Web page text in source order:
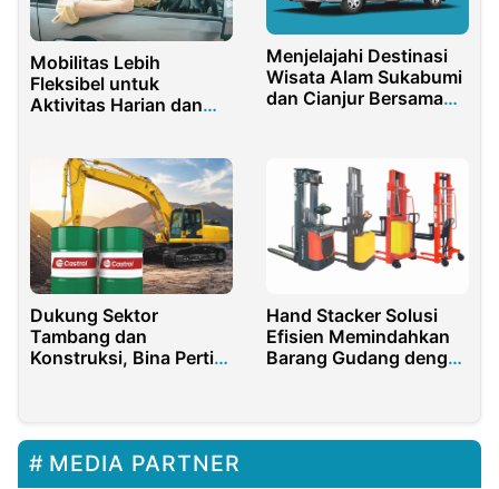
Mobilitas Lebih
Fleksibel untuk
Aktivitas Harian dan
Menjelajahi Destinasi
Wisata Alam Sukabumi
dan Cianjur Bersama
Dukung Sektor
Tambang dan
Konstruksi, Bina Pertiwi
Hand Stacker Solusi
Efisien Memindahkan
Barang Gudang dengan
MEDIA PARTNER